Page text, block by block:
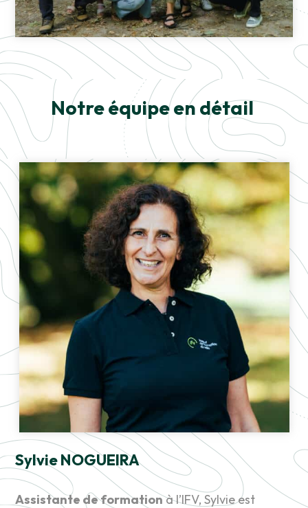
Notre équipe en détail
Sylvie NOGUEIRA
Assistante de formationà l’IFV, Sylvie est